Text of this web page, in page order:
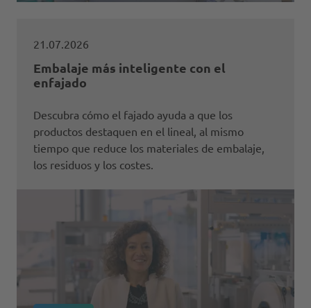
21.07.2026
Embalaje más inteligente con el
enfajado
Descubra cómo el fajado ayuda a que los
productos destaquen en el lineal, al mismo
tiempo que reduce los materiales de embalaje,
los residuos y los costes.